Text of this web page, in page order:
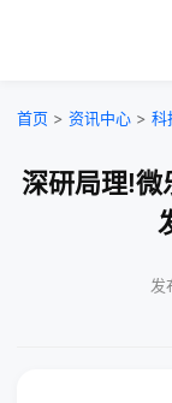
首页 > 资讯中心 > 科
深研局理!微
发